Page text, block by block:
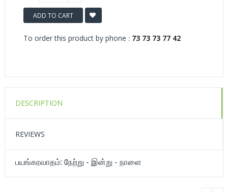
ADD TO CART
To order this product by phone : 73 73 73 77 42
DESCRIPTION
REVIEWS
பயங்கரவாதம்: நேற்று - இன்று - நாளை